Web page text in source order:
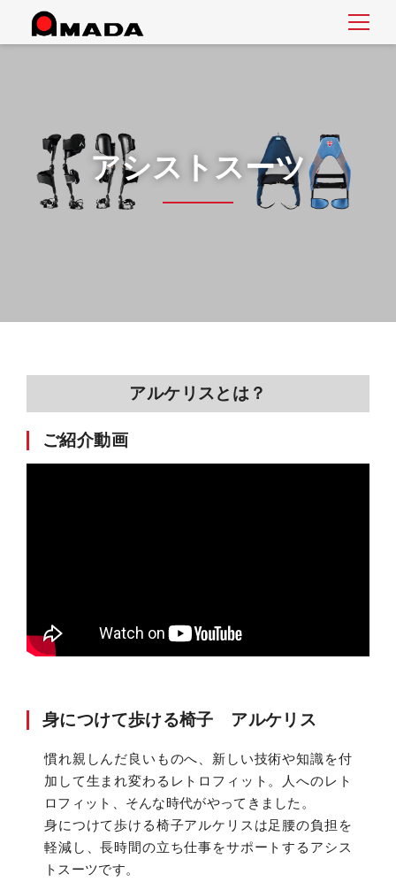
アシストスーツ
アルケリスとは？
ご紹介動画
身につけて歩ける椅子 アルケリス
慣れ親しんだ良いものへ、新しい技術や知識を付
加して生まれ変わるレトロフィット。人へのレト
ロフィット、そんな時代がやってきました。
身につけて歩ける椅子アルケリスは足腰の負担を
軽減し、長時間の立ち仕事をサポートするアシス
トスーツです。